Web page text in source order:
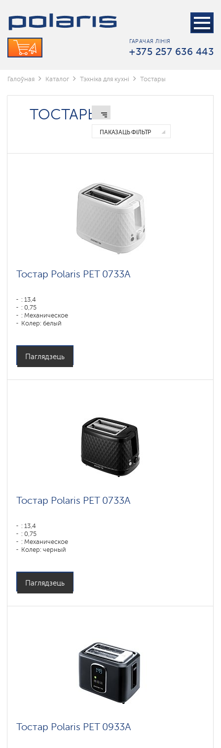
ГАРАЧАЯ ЛІНІЯ
+375 257 636 443
Галоўная Каталог Тэхніка для кухні Тостары
ТОСТАРЫ
ПАКАЗАЦЬ ФІЛЬТР
Тостар Polaris PET 0733A
: 13,4
: 0,75
: Механическое
Колер: белый
Матэрыял корпуса: Пластык
Паглядзець
Тостар Polaris PET 0733A
: 13,4
: 0,75
: Механическое
Колер: черный
Матэрыял корпуса: Пластык
Паглядзець
Тостар Polaris PET 0933A